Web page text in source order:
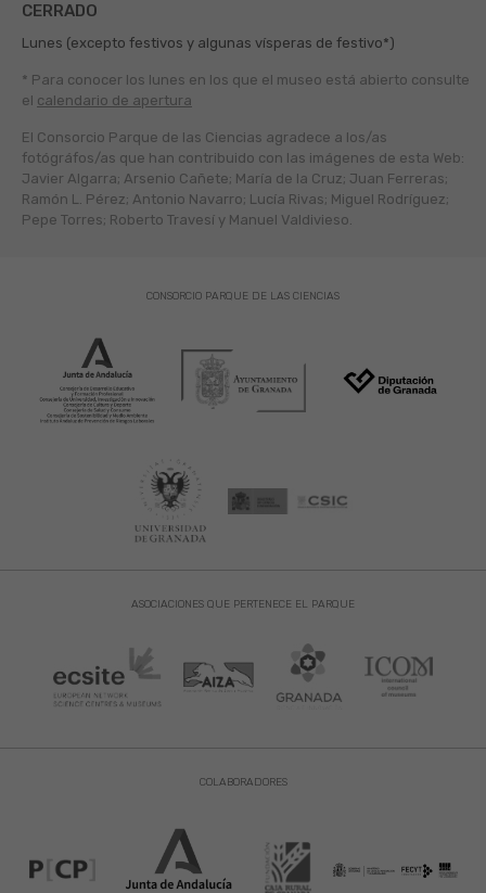
CERRADO
Lunes (excepto festivos y algunas vísperas de festivo*)
* Para conocer los lunes en los que el museo está abierto consulte
el calendario de apertura
El Consorcio Parque de las Ciencias agradece a los/as
fotógráfos/as que han contribuido con las imágenes de esta Web:
Javier Algarra; Arsenio Cañete; María de la Cruz; Juan Ferreras;
Ramón L. Pérez; Antonio Navarro; Lucía Rivas; Miguel Rodríguez;
Pepe Torres; Roberto Travesí y Manuel Valdivieso.
ASOCIACIONES QUE PERTENECE EL PARQUE
CONSORCIO PARQUE DE LAS CIENCIAS
COLABORADORES